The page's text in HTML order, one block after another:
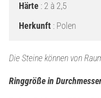
Härte : 2 à 2,5
Herkunft : Polen
Die Steine können von
Ringgröße in